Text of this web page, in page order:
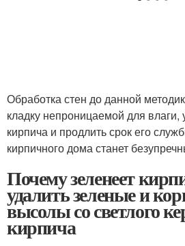
Обработка стен до данной
кладку непроницаемой для влаги,
кирпича и продлить срок его
кирпичного дома станет
Почему зеленеет
удалить зеленые и
высолы со светлого
кирпича